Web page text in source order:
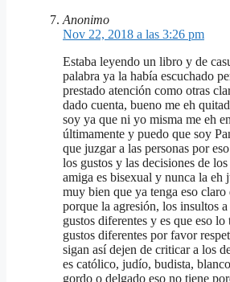
Anonimo
Nov 22, 2018 a las 3:26 pm
Estaba leyendo un libro y de
palabra ya la había escuchado
prestado atención como otras
dado cuenta, bueno me eh
soy ya que ni yo misma me eh
últimamente y puedo que soy
que juzgar a las personas por
los gustos y las decisiones de
amiga es bisexual y nunca la eh
muy bien que ya tenga eso
porque la agresión, los insultos a
gustos diferentes y es que eso lo
gustos diferentes por favor
sigan así dejen de criticar a los
es católico, judío, budista,
gordo o delgado eso no tiene